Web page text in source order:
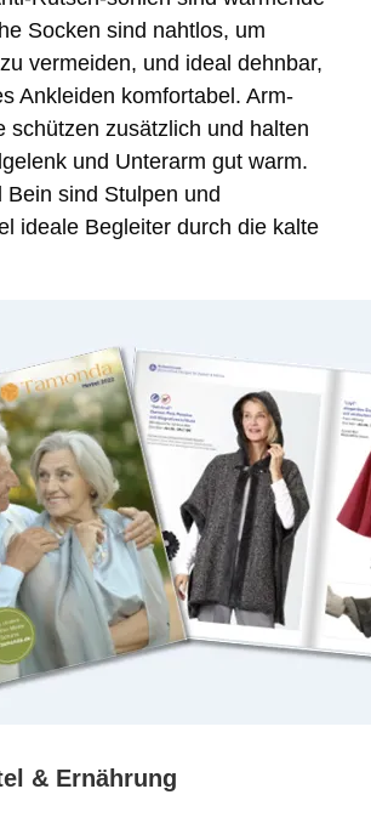
Socken sind nahtlos, um
vermeiden, und ideal dehnbar,
Ankleiden komfortabel. Arm-
schützen zusätzlich und halten
und Unterarm gut warm.
Bein sind Stulpen und
ideale Begleiter durch die kalte
& Ernährung